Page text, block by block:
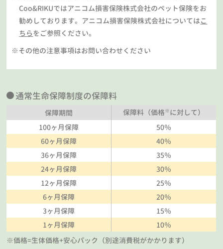
Coo&RIKUではアニコム損害保険株式会社のペット保険をお
勧めしております。アニコム損害保険株式会社についてはこ
ちらをご参照ください。
※その他の注意事項はお問い合わせください
通常生命保障制度の保障料
保障期間 保障料（価格※に対して）
100ヶ月保障
50％
60ヶ月保障
40％
36ヶ月保障
35％
24ヶ月保障
30％
12ヶ月保障
25％
6ヶ月保障
20％
3ヶ月保障
15％
1ヶ月保障
10％
※価格=生体価格+安心パック（別途消費税がかかります）